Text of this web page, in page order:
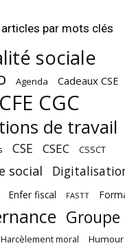
articles par mots clés
sociale
Agenda Cadeaux CSE
CFE CGC
de travail
CSE CSEC CSSCT
social
Enfer fiscal FASTT
Groupe
Harcèlement moral Humour